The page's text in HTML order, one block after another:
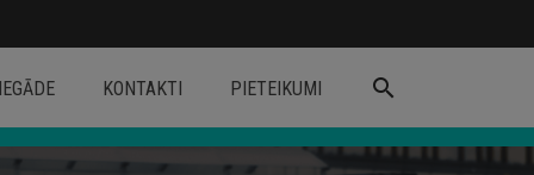
KONTAKTI PIETEIKUMI search